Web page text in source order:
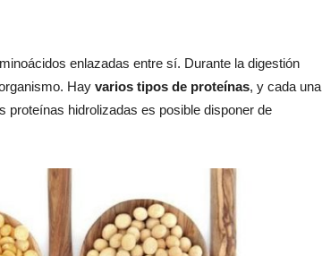
enlazadas entre sí. Durante la digestión
Hay varios tipos de proteínas, y cada una
proteínas hidrolizadas es posible disponer de